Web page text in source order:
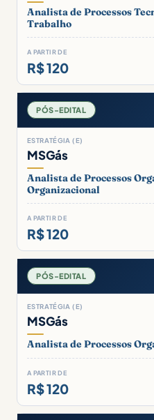
Analista de Processos
Trabalho
A PARTIR DE
R$ 120
PÓS-EDITAL
ESTRATÉGIA (E)
MSGás
Analista de Processos
Organizacional
A PARTIR DE
R$ 120
PÓS-EDITAL
ESTRATÉGIA (E)
MSGás
Analista de Processos
A PARTIR DE
R$ 120